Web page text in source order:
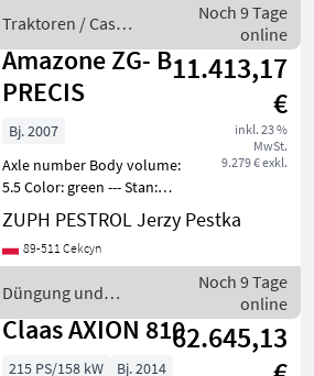
klimatyzacja kab
Traktoren / Case
IH
Noch 9 Tage
online
Amazone ZG- B
PRECIS
11.413,17
€
inkl. 23 %
MwSt.
9.279 € exkl.
Bj. 2007
Axle number Body volume:
5.5 Color: green --- Stan:
Używany - nie podano
Pojemność: 5 500 l Witam
Sprzedam rozsiewacz firmy
zbiornikiem o po
ZUPH PESTROL Jerzy Pestka
89-511 Cekcyn
Düngung und
Beregnung / Amazone
Noch 9 Tage
online
Claas AXION 81062.645,13
215 PS/158 kW Bj. 2014